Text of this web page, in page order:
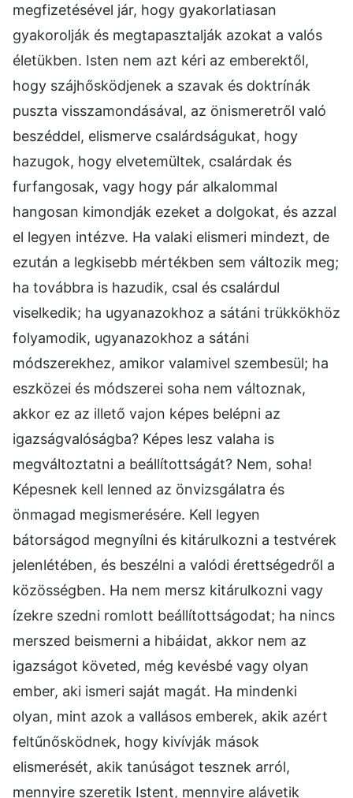
megfizetésével jár, hogy gyakorlatiasan
gyakorolják és megtapasztalják azokat a valós
életükben. Isten nem azt kéri az emberektől,
hogy szájhősködjenek a szavak és doktrínák
puszta visszamondásával, az önismeretről való
beszéddel, elismerve csalárdságukat, hogy
hazugok, hogy elvetemültek, csalárdak és
furfangosak, vagy hogy pár alkalommal
hangosan kimondják ezeket a dolgokat, és azzal
el legyen intézve. Ha valaki elismeri mindezt, de
ezután a legkisebb mértékben sem változik meg;
ha továbbra is hazudik, csal és csalárdul
viselkedik; ha ugyanazokhoz a sátáni trükkökhöz
folyamodik, ugyanazokhoz a sátáni
módszerekhez, amikor valamivel szembesül; ha
eszközei és módszerei soha nem változnak,
akkor ez az illető vajon képes belépni az
igazságvalóságba? Képes lesz valaha is
megváltoztatni a beállítottságát? Nem, soha!
Képesnek kell lenned az önvizsgálatra és
önmagad megismerésére. Kell legyen
bátorságod megnyílni és kitárulkozni a testvérek
jelenlétében, és beszélni a valódi érettségedről a
közösségben. Ha nem mersz kitárulkozni vagy
ízekre szedni romlott beállítottságodat; ha nincs
merszed beismerni a hibáidat, akkor nem az
igazságot követed, még kevésbé vagy olyan
ember, aki ismeri saját magát. Ha mindenki
olyan, mint azok a vallásos emberek, akik azért
feltűnősködnek, hogy kivívják mások
elismerését, akik tanúságot tesznek arról,
mennyire szeretik Istent, mennyire alávetik